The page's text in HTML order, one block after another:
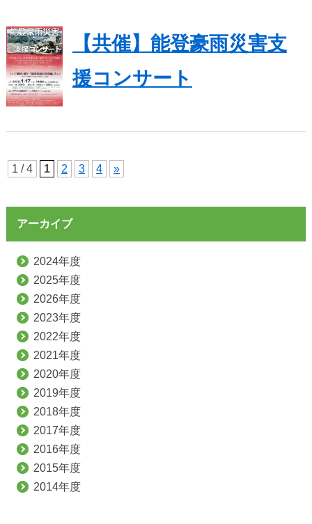
【共催】能登豪雨災害支
援コンサート
1 / 4 1 2 3 4 »
アーカイブ
2024年度
2025年度
2026年度
2023年度
2022年度
2021年度
2020年度
2019年度
2018年度
2017年度
2016年度
2015年度
2014年度